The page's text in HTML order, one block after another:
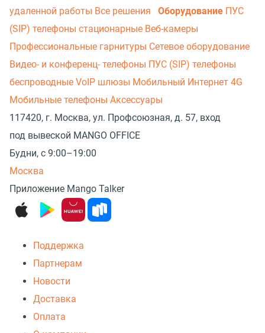
удаленной работы Все решения Оборудование ПУС
(SIP) телефоны стационарные Веб-камеры
Профессиональные гарнитуры Сетевое оборудование
Видео- и конференц- телефоны ПУС (SIP) телефоны
беспроводные VoIP шлюзы Мобильный Интернет 4G
Мобильные телефоны Аксессуары
117420, г. Москва, ул. Профсоюзная, д. 57, вход
под вывеской MANGO OFFICE
Будни, с 9:00–19:00
Москва
Приложение Mango Talker
Поддержка
Партнерам
Новости
Доставка
Оплата